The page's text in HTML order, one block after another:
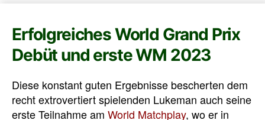
Erfolgreiches World Grand Prix
Debüt und erste WM 2023
Diese konstant guten Ergebnisse bescherten dem
recht extrovertiert spielenden Lukeman auch seine
erste Teilnahme am World Matchplay, wo er in